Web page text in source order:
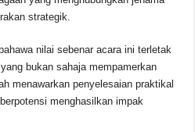
strategik.
nilai sebenar acara ini terletak
bukan sahaja mempamerkan
menawarkan penyelesaian praktikal
menghasilkan impak